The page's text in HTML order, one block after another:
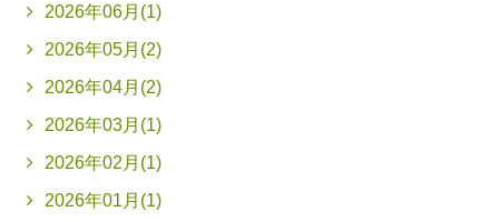
2026年06月(1)
2026年05月(2)
2026年04月(2)
2026年03月(1)
2026年02月(1)
2026年01月(1)